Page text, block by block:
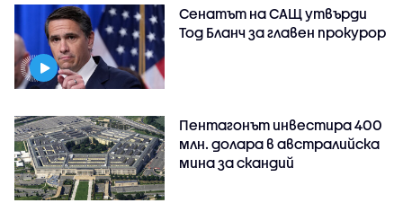
Сенатът на САЩ утвърди
Тод Бланч за главен прокурор
Пентагонът инвестира 400
млн. долара в австралийска
мина за скандий